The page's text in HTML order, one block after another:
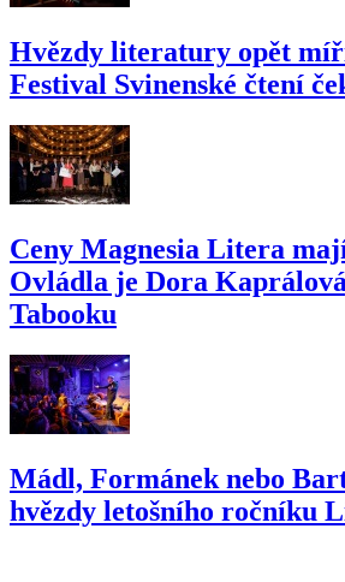
Hvězdy literatury opět
Festival Svinenské čtení
Ceny Magnesia Litera
Ovládla je Dora
Tabooku
Mádl, Formánek nebo
hvězdy letošního ročníku